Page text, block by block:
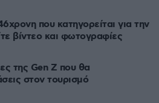
που κατηγορείται για την
βίντεο και φωτογραφίες
της Gen Z που θα
στον τουρισμό